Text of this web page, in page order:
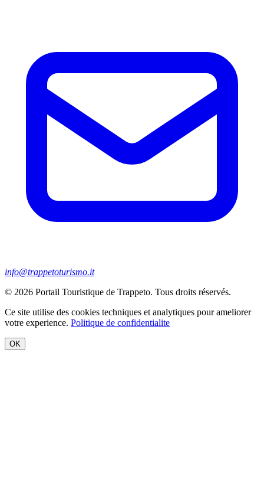
info@trappetoturismo.it
© 2026 Portail Touristique de Trappeto. Tous droits réservés.
Ce site utilise des cookies techniques et analytiques pour ameliorer
votre experience. Politique de confidentialite
OK